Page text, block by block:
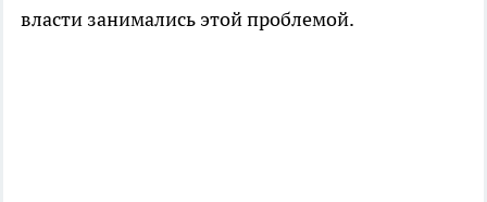
власти занимались этой проблемой.